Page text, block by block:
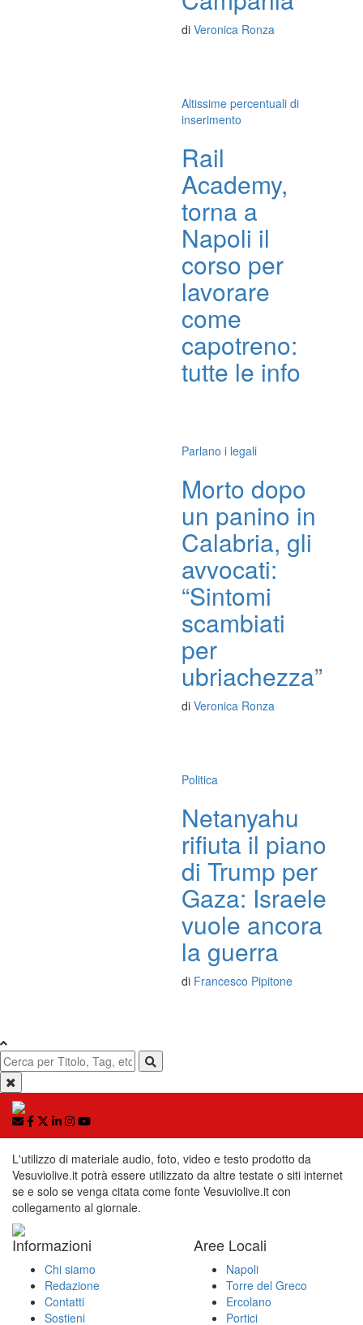
di Veronica Ronza
Altissime percentuali di
inserimento
Rail
Academy,
torna a
Napoli il
corso per
lavorare
come
capotreno:
tutte le info
Parlano i legali
Morto dopo
un panino in
Calabria, gli
avvocati:
“Sintomi
scambiati
per
ubriachezza”
di Veronica Ronza
Politica
Netanyahu
rifiuta il piano
di Trump per
Gaza: Israele
vuole ancora
la guerra
di Francesco Pipitone
L'utilizzo di materiale audio, foto, video e testo prodotto da
Vesuviolive.it potrà essere utilizzato da altre testate o siti internet
se e solo se venga citata come fonte Vesuviolive.it con
collegamento al giornale.
Informazioni
Chi siamo
Redazione
Contatti
Sostieni
Aree Locali
Napoli
Torre del Greco
Ercolano
Portici